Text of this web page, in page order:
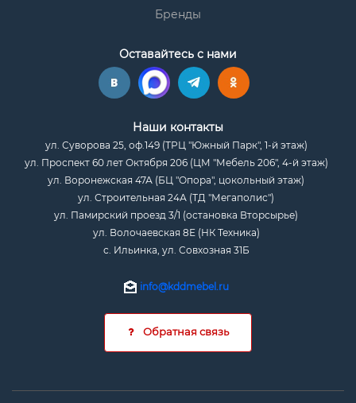
Бренды
Оставайтесь с нами
Наши контакты
ул. Суворова 25, оф.149 (ТРЦ "Южный Парк", 1-й этаж)
ул. Проспект 60 лет Октября 206 (ЦМ "Мебель 206", 4-й этаж)
ул. Воронежская 47А (БЦ "Опора", цокольный этаж)
ул. Строительная 24А (ТД "Мегаполис")
ул. Памирский проезд 3/1 (остановка Вторсырье)
ул. Волочаевская 8Е (НК Техника)
с. Ильинка, ул. Совхозная 31Б
info@kddmebel.ru
Обратная связь